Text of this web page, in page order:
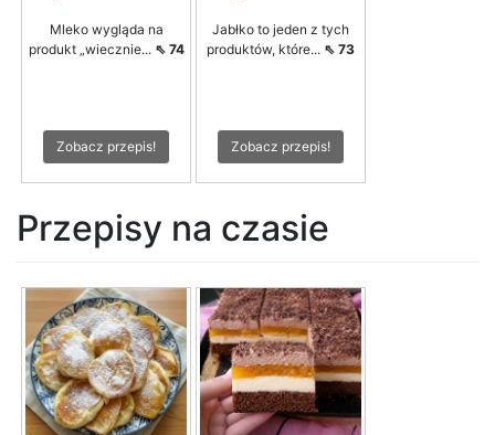
Mleko wygląda na
produkt „wiecznie... ⇖ 74
Zobacz przepis!
Jabłko to jeden z tych
produktów, które... ⇖ 73
Zobacz przepis!
Przepisy na czasie